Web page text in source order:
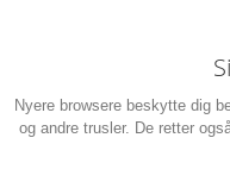
Nyere browsere beskytte dig
og andre trusler. De retter